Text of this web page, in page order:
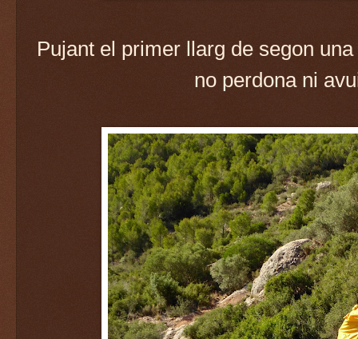
Pujant el primer llarg de segon
no perdona ni